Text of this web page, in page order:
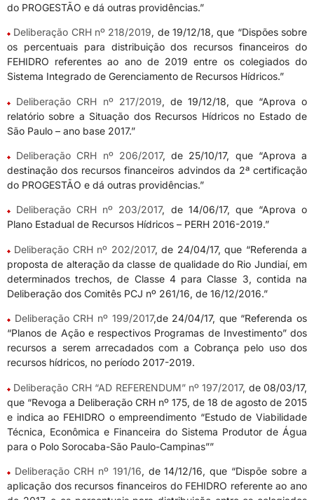
do PROGESTÃO e dá outras providências.”
Deliberação CRH nº 218/2019, de 19/12/18, que “Dispões sobre
os percentuais para distribuição dos recursos financeiros do
FEHIDRO referentes ao ano de 2019 entre os colegiados do
Sistema Integrado de Gerenciamento de Recursos Hídricos.”
Deliberação CRH nº 217/2019, de 19/12/18, que “Aprova o
relatório sobre a Situação dos Recursos Hídricos no Estado de
São Paulo – ano base 2017.”
Deliberação CRH nº 206/2017, de 25/10/17, que “Aprova a
destinação dos recursos financeiros advindos da 2ª certificação
do PROGESTÃO e dá outras providências.”
Deliberação CRH nº 203/2017, de 14/06/17, que “Aprova o
Plano Estadual de Recursos Hídricos – PERH 2016-2019.”
Deliberação CRH nº 202/2017, de 24/04/17, que “Referenda a
proposta de alteração da classe de qualidade do Rio Jundiaí, em
determinados trechos, de Classe 4 para Classe 3, contida na
Deliberação dos Comitês PCJ nº 261/16, de 16/12/2016.”
Deliberação CRH nº 199/2017,de 24/04/17, que “Referenda os
“Planos de Ação e respectivos Programas de Investimento” dos
recursos a serem arrecadados com a Cobrança pelo uso dos
recursos hídricos, no período 2017-2019.
Deliberação CRH “AD REFERENDUM” nº 197/2017, de 08/03/17,
que “Revoga a Deliberação CRH nº 175, de 18 de agosto de 2015
e indica ao FEHIDRO o empreendimento “Estudo de Viabilidade
Técnica, Econômica e Financeira do Sistema Produtor de Água
para o Polo Sorocaba-São Paulo-Campinas””
Deliberação CRH nº 191/16, de 14/12/16, que “Dispõe sobre a
aplicação dos recursos financeiros do FEHIDRO referente ao ano